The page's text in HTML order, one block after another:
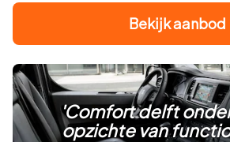
Bekijk aanbod
'Comfort delft
opzichte van